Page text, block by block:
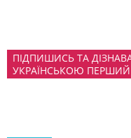
ПІДПИШИСЬ ТА
УКРАЇНСЬКОЮ ПЕРШИЙ